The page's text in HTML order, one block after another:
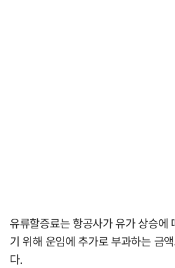
유류할증료는 항공사가 유가 상승에
기 위해 운임에 추가로 부과하는 금
다.